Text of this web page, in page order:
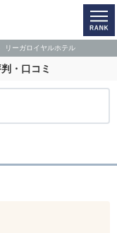
リーガロイヤルホテル
・口コミ